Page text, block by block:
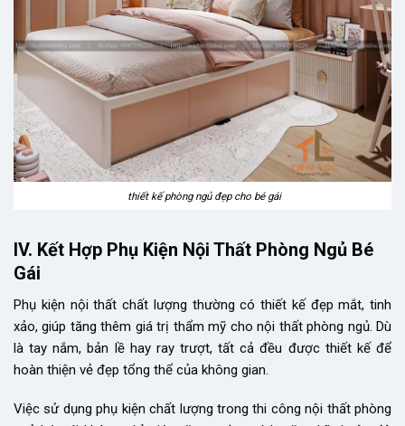
thiết kế phòng ngủ đẹp cho bé gái
IV. Kết Hợp Phụ Kiện Nội Thất Phòng Ngủ Bé
Gái
Phụ kiện nội thất chất lượng thường có thiết kế đẹp mắt, tinh
xảo, giúp tăng thêm giá trị thẩm mỹ cho nội thất phòng ngủ. Dù
là tay nắm, bản lề hay ray trượt, tất cả đều được thiết kế để
hoàn thiện vẻ đẹp tổng thể của không gian.
Việc sử dụng phụ kiện chất lượng trong thi công nội thất phòng